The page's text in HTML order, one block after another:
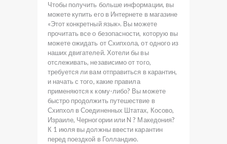
Чтобы получить больше информации, вы
можете купить его в Интернете в магазине
«Этот конкретный язык». Вы можете
прочитать все о безопасности, которую вы
можете ожидать от Схипхола, от одного из
наших двигателей. Хотели бы вы
отслеживать, независимо от того,
требуется ли вам отправиться в карантин,
и начать с того, какие правила
применяются к кому-либо? Вы можете
быстро продолжить путешествие в
Схипхол в Соединенных Штатах, Косово,
Израиле, Черногории или N ? Македония?
К 1 июля вы должны ввести карантин
перед поездкой в ​​Голландию.